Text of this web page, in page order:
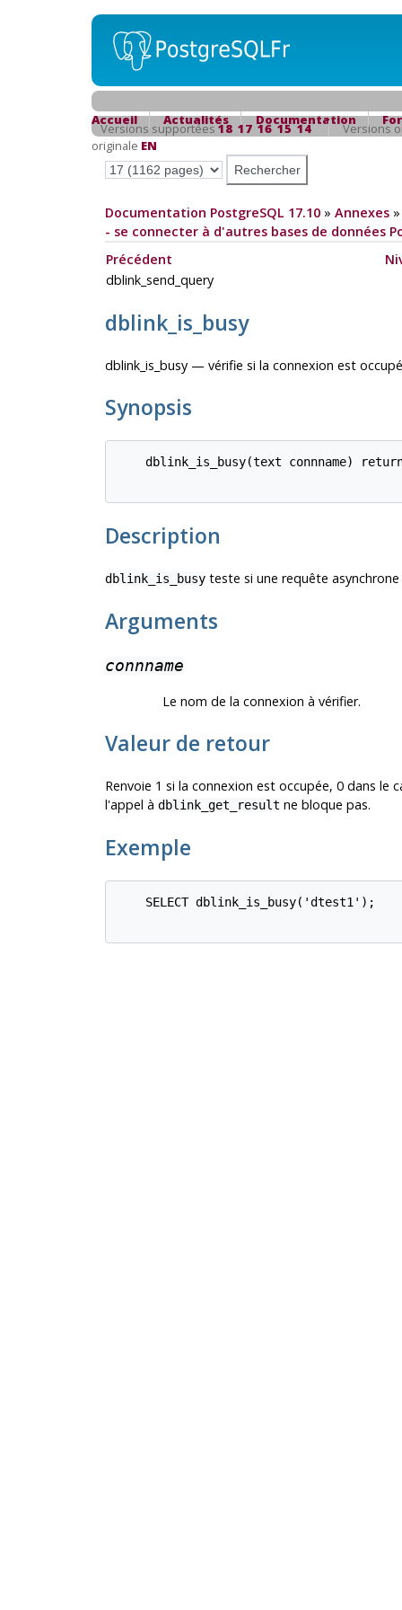
Accueil Actualités Documentation
Versions supportées18 17 16 15 14
Versions
originale EN
Documentation PostgreSQL 17.10» Annexes
- se connecter à d'autres bases de données
Précédent
dblink_send_query
dblink_is_busy
dblink_is_busy — vérifie si la connexion est
Synopsis
dblink_is_busy(text connname)
Description
dblink_is_busyteste si une requête
Arguments
connname
Le nom de la connexion à vérifier.
Valeur de retour
Renvoie 1 si la connexion est occupée, 0 dans
l'appel à dblink_get_result ne bloque pas.
Exemple
    SELECT dblink_is_busy('dtest1');